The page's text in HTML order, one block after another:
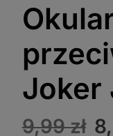
Joker
9,99zł